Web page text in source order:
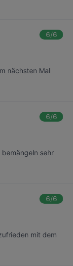
6/6
nächsten Mal
6/6
sehr
6/6
mit dem